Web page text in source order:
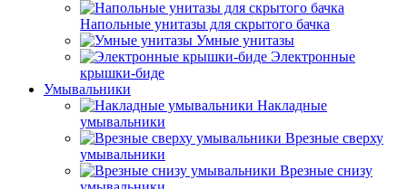
Напольные унитазы для скрытого бачка
Умные унитазы
Электронные
крышки-биде
Умывальники
Накладные
умывальники
Врезные сверху
умывальники
Врезные снизу